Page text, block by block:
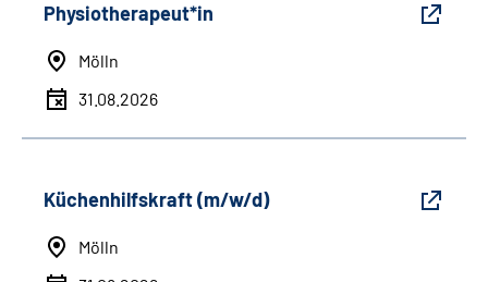
Physiotherapeut*in
Mölln
31.08.2026
Küchenhilfskraft (m/w/d)
Mölln